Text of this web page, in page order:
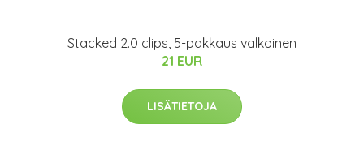
Stacked 2.0 clips, 5-pakkaus valkoinen
21 EUR
LISÄTIETOJA